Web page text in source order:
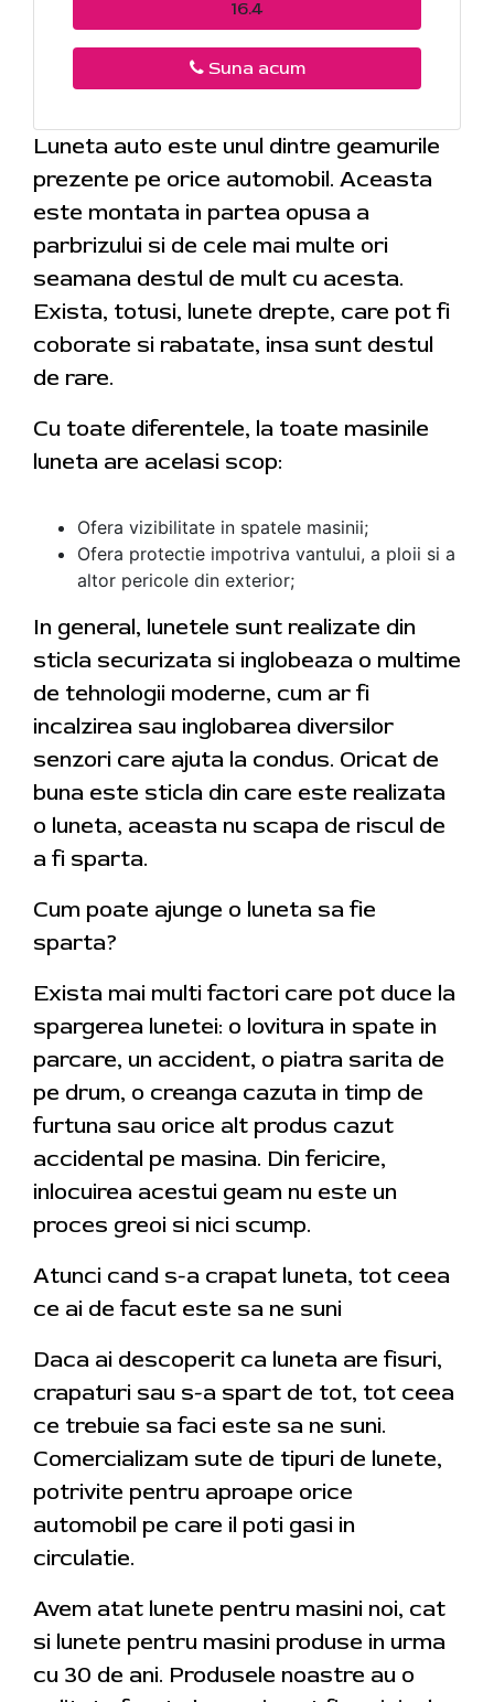
16.4
Suna acum
Luneta auto este unul dintre geamurile
prezente pe orice automobil. Aceasta
este montata in partea opusa a
parbrizului si de cele mai multe ori
seamana destul de mult cu acesta.
Exista, totusi, lunete drepte, care pot fi
coborate si rabatate, insa sunt destul
de rare.
Cu toate diferentele, la toate masinile
luneta are acelasi scop:
Ofera vizibilitate in spatele masinii;
Ofera protectie impotriva vantului, a ploii si a
altor pericole din exterior;
In general, lunetele sunt realizate din
sticla securizata si inglobeaza o multime
de tehnologii moderne, cum ar fi
incalzirea sau inglobarea diversilor
senzori care ajuta la condus. Oricat de
buna este sticla din care este realizata
o luneta, aceasta nu scapa de riscul de
a fi sparta.
Cum poate ajunge o luneta sa fie
sparta?
Exista mai multi factori care pot duce la
spargerea lunetei: o lovitura in spate in
parcare, un accident, o piatra sarita de
pe drum, o creanga cazuta in timp de
furtuna sau orice alt produs cazut
accidental pe masina. Din fericire,
inlocuirea acestui geam nu este un
proces greoi si nici scump.
Atunci cand s-a crapat luneta, tot ceea
ce ai de facut este sa ne suni
Daca ai descoperit ca luneta are fisuri,
crapaturi sau s-a spart de tot, tot ceea
ce trebuie sa faci este sa ne suni.
Comercializam sute de tipuri de lunete,
potrivite pentru aproape orice
automobil pe care il poti gasi in
circulatie.
Avem atat lunete pentru masini noi, cat
si lunete pentru masini produse in urma
cu 30 de ani. Produsele noastre au o